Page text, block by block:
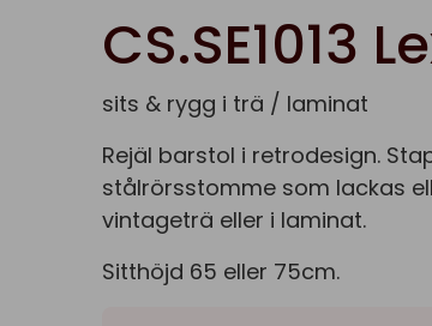
CS.SE1013
sits & rygg i trä / laminat
Rejäl barstol i retrodesign.
stålrörsstomme som lackas
vintageträ eller i laminat.
Sitthöjd 65 eller 75cm.